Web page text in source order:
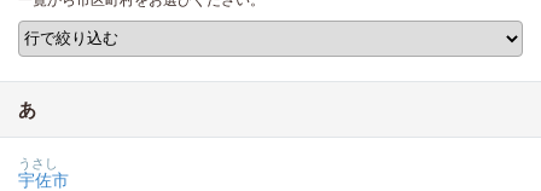
あ
宇佐市
うさし